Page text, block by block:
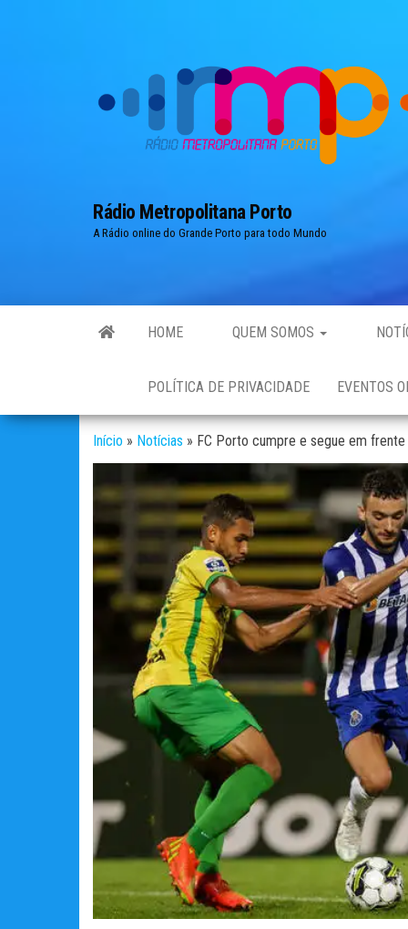
Rádio Metropolitana Porto
A Rádio online do Grande Porto para todo Mundo
HOME QUEM SOMOS
POLÍTICA DE PRIVACIDADE EVENTOS
Início » Notícias » FC Porto cumpre e segue em